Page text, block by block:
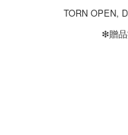
TORN OPEN,
❇贈